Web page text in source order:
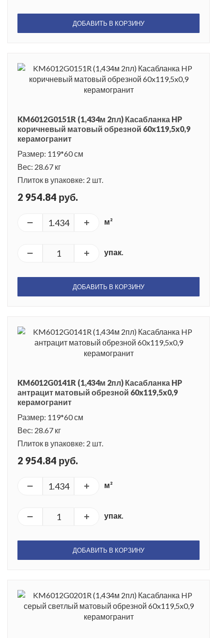
ДОБАВИТЬ В КОРЗИНУ
KM6012G0151R (1,434м 2пл) Касабланка HP
коричневый матовый обрезной 60x119,5x0,9
керамогранит
Размер: 119*60 см
Вес: 28.67 кг
Плиток в упаковке: 2 шт.
2 954.84 руб.
м²
упак.
ДОБАВИТЬ В КОРЗИНУ
KM6012G0141R (1,434м 2пл) Касабланка HP
антрацит матовый обрезной 60x119,5x0,9
керамогранит
Размер: 119*60 см
Вес: 28.67 кг
Плиток в упаковке: 2 шт.
2 954.84 руб.
м²
упак.
ДОБАВИТЬ В КОРЗИНУ